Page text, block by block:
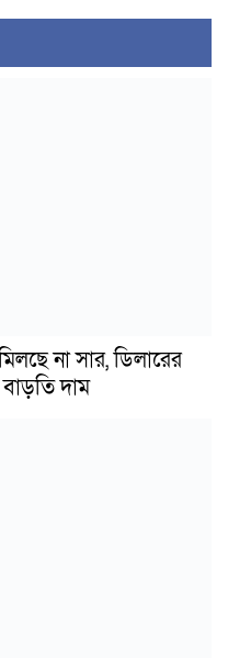
না সার, ডিলারের
দাম